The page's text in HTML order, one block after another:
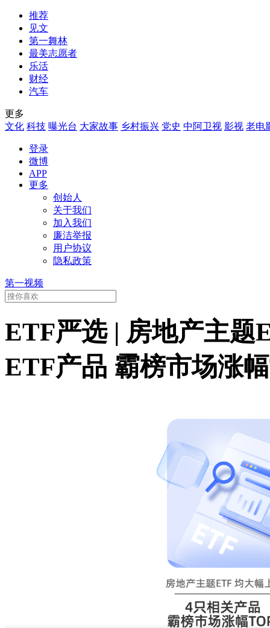
推荐
见文
第一舞林
最美志愿者
乐活
财经
汽车
更多
文化 科技 曝光台 大家故事 乡村振兴 党史 中阿卫视 影视 老电
登录
微博
APP
更多
创始人
关于我们
加入我们
廉洁举报
用户协议
隐私政策
第一视频
ETF严选 | 房地产主题
ETF产品 霸榜市场涨